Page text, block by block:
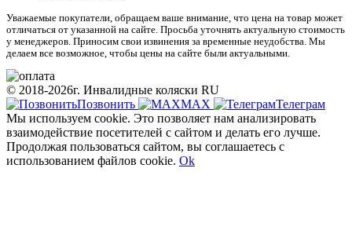
Уважаемые покупатели, обращаем ваше внимание, что цена на товар может
отличаться от указанной на сайте. Просьба уточнять актуальную стоимость
у менеджеров. Приносим свои извинения за временные неудобства. Мы
делаем все возможное, чтобы цены на сайте были актуальными.
© 2018-2026г. Инвалидные коляски RU
Позвонить
МАХ
Телеграм
Мы используем cookie. Это позволяет нам анализировать
взаимодействие посетителей с сайтом и делать его лучше.
Продолжая пользоваться сайтом, вы соглашаетесь с
использованием файлов cookie. Ok